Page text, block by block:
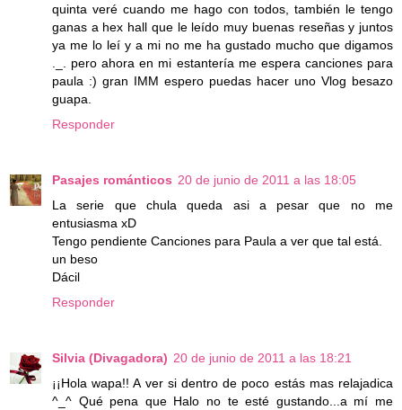
quinta veré cuando me hago con todos, también le tengo
ganas a hex hall que le leído muy buenas reseñas y juntos
ya me lo leí y a mi no me ha gustado mucho que digamos
._. pero ahora en mi estantería me espera canciones para
paula :) gran IMM espero puedas hacer uno Vlog besazo
guapa.
Responder
Pasajes románticos 20 de junio de 2011 a las 18:05
La serie que chula queda asi a pesar que no me
entusiasma xD
Tengo pendiente Canciones para Paula a ver que tal está.
un beso
Dácil
Responder
Silvia (Divagadora) 20 de junio de 2011 a las 18:21
¡¡Hola wapa!! A ver si dentro de poco estás mas relajadica
^_^ Qué pena que Halo no te esté gustando...a mí me